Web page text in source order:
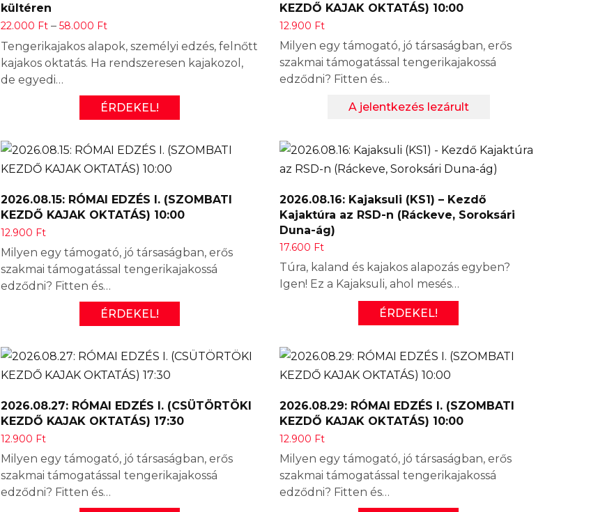
kültéren
22.000 Ft – 58.000 FtÁrtartomány:
58.000 Ft
Tengerikajakos alapok, személyi edzés, felnőtt
kajakos oktatás. Ha rendszeresen kajakozol,
de egyedi…
ÉRDEKEL!
KEZDŐ KAJAK OKTATÁS) 10:00
12.900 Ft
Milyen egy támogató, jó társaságban, erős
szakmai támogatással tengerikajakossá
edződni? Fitten és…
A jelentkezés lezárult
2026.08.15: RÓMAI EDZÉS I. (SZOMBATI
KEZDŐ KAJAK OKTATÁS) 10:00
12.900 Ft
Milyen egy támogató, jó társaságban, erős
szakmai támogatással tengerikajakossá
edződni? Fitten és…
ÉRDEKEL!
2026.08.16: Kajaksuli (KS1) – Kezdő
Kajaktúra az RSD-n (Ráckeve, Soroksári
Duna-ág)
17.600 Ft
Túra, kaland és kajakos alapozás egyben?
Igen! Ez a Kajaksuli, ahol mesés…
ÉRDEKEL!
2026.08.27: RÓMAI EDZÉS I. (CSÜTÖRTÖKI
KEZDŐ KAJAK OKTATÁS) 17:30
12.900 Ft
Milyen egy támogató, jó társaságban, erős
szakmai támogatással tengerikajakossá
edződni? Fitten és…
2026.08.29: RÓMAI EDZÉS I. (SZOMBATI
KEZDŐ KAJAK OKTATÁS) 10:00
12.900 Ft
Milyen egy támogató, jó társaságban, erős
szakmai támogatással tengerikajakossá
edződni? Fitten és…